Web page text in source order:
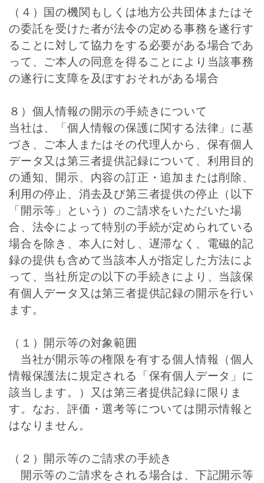
（４）国の機関もしくは地方公共団体またはそ
の委託を受けた者が法令の定める事務を遂行す
ることに対して協力をする必要がある場合であ
って、ご本人の同意を得ることにより当該事務
の遂行に支障を及ぼすおそれがある場合
８）個人情報の開示の手続きについて
当社は、「個人情報の保護に関する法律」に基
づき、ご本人またはその代理人から、保有個人
データ又は第三者提供記録について、利用目的
の通知、開示、内容の訂正・追加または削除、
利用の停止、消去及び第三者提供の停止（以下
「開示等」という）のご請求をいただいた場
合、法令によって特別の手続が定められている
場合を除き、本人に対し、遅滞なく、電磁的記
録の提供も含めて当該本人が指定した方法によ
って、当社所定の以下の手続きにより、当該保
有個人データ又は第三者提供記録の開示を行い
ます。
（１）開示等の対象範囲
当社が開示等の権限を有する個人情報（個人
情報保護法に規定される「保有個人データ」に
該当します。）又は第三者提供記録に限りま
す。なお、評価・選考等については開示情報と
はなりません。
（２）開示等のご請求の手続き
開示等のご請求をされる場合は、下記開示等